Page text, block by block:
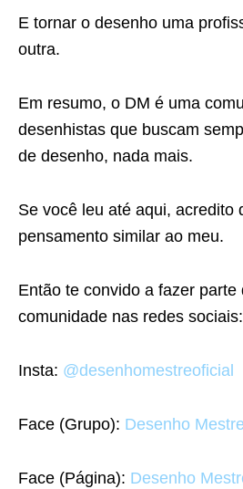
E tornar o desenho uma
outra.
Em resumo, o DM é uma
desenhistas que buscam
de desenho, nada mais.
Se você leu até aqui, acredito
pensamento similar ao meu.
Então te convido a fazer parte
comunidade nas redes sociais:
Insta: @desenhomestreoficial
Face (Grupo): Desenho
Face (Página): Desenho